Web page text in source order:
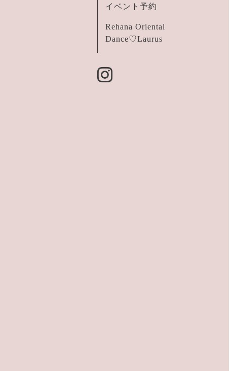
イベント予約
Rehana Oriental
Dance♡Laurus